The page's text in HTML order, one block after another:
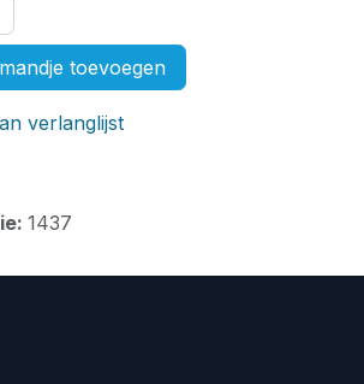
toevoegen
verlanglijst
1437